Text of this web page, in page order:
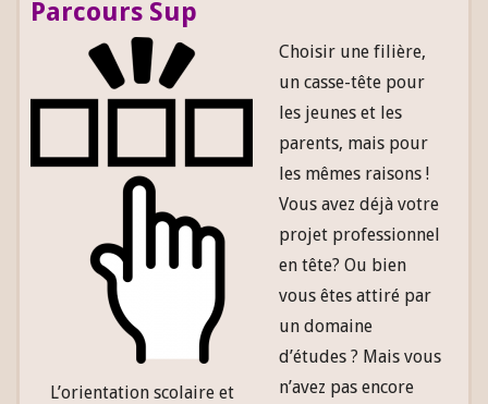
Parcours Sup
L’orientation scolaire et
Choisir une filière,
un casse-tête pour
les jeunes et les
parents, mais pour
les mêmes raisons !
Vous avez déjà votre
projet professionnel
en tête? Ou bien
vous êtes attiré par
un domaine
d’études ? Mais vous
n’avez pas encore